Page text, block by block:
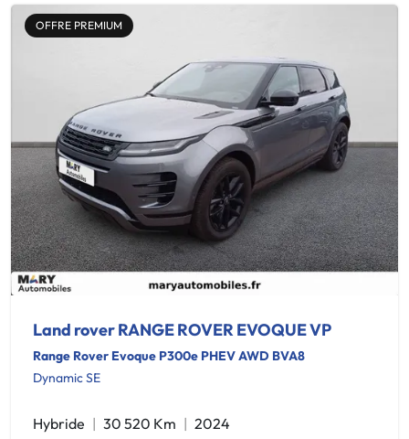
OFFRE PREMIUM
Land rover RANGE ROVER EVOQUE VP
Range Rover Evoque P300e PHEV AWD BVA8
Dynamic SE
Hybride 30 520 Km
2024